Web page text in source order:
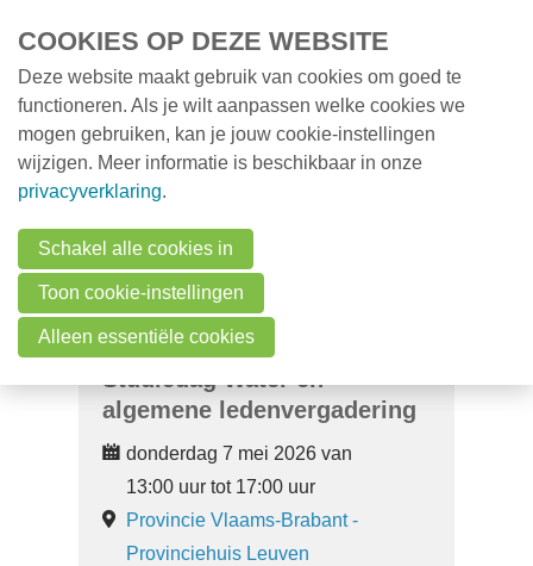
MENU
Studiedag Water en
algemene ledenvergadering
donderdag 7 mei 2026 van
13:00 uur tot 17:00 uur
Provincie Vlaams-Brabant -
Provinciehuis Leuven
Milieunieuws
Vacatures
Zoeken
Login
COOKIES OP DEZE WEBSITE
Deze website maakt gebruik van cookies om goed te
functioneren. Als je wilt aanpassen welke cookies we
mogen gebruiken, kan je jouw cookie-instellingen
wijzigen. Meer informatie is beschikbaar in onze
privacyverklaring.
Schakel alle cookies in
Toon cookie-instellingen
Alleen essentiële cookies